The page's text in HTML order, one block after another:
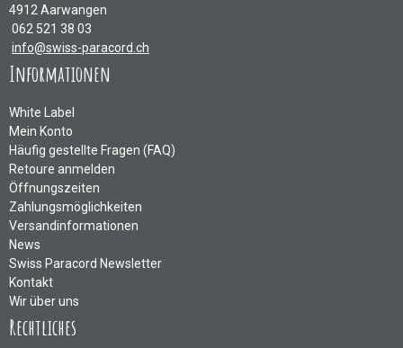
4912 Aarwangen
062 521 38 03
info@swiss-paracord.ch
Informationen
White Label
Mein Konto
Häufig gestellte Fragen (FAQ)
Retoure anmelden
Öffnungszeiten
Zahlungsmöglichkeiten
Versandinformationen
News
Swiss Paracord Newsletter
Kontakt
Wir über uns
Rechtliches